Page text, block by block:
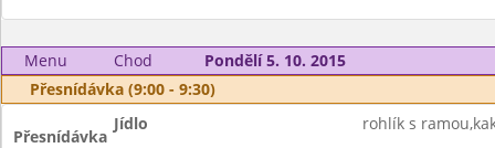
Menu Chod
Pondělí 5. 10. 2015
Přesnídávka (9:00 - 9:30)
Přesnídávka
Jídlo rohlík s